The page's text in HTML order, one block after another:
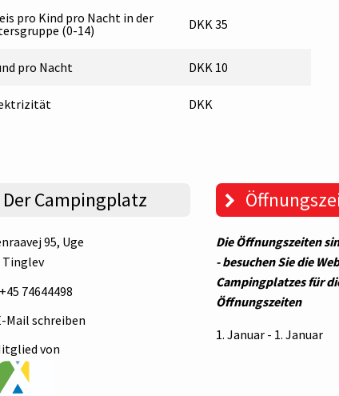
pro Kind pro Nacht in der
(0-14)
DKK 35
pro Nacht DKK 10
DKK
Der Campingplatz
95, Uge
Tinglev
+45 74644498
Mail schreiben
von
Die Öffnungszeiten
- besuchen Sie die
Campingplatzes für
Öffnungszeiten
1. Januar - 1. Januar